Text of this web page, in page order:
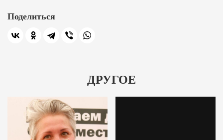
Поделиться
ДРУГОЕ